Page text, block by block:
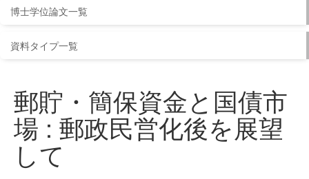
博士学位論文一覧
資料タイプ一覧
郵貯・簡保資金と国債市
場 : 郵政民営化後を展望
して